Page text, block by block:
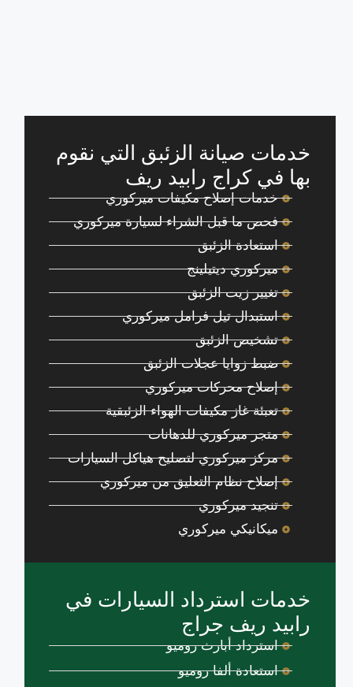
خدمات صيانة الزئبق التي نقوم
بها في كراج رابيد ريف
خدمات إصلاح مكيفات ميركوري
فحص ما قبل الشراء لسيارة ميركوري
استعادة الزئبق
ميركوري ديتيلينج
تغيير زيت الزئبق
استبدال تيل فرامل ميركوري
تشخيص الزئبق
ضبط زوايا عجلات الزئبق
إصلاح محركات ميركوري
تعبئة غاز مكيفات الهواء الزئبقية
متجر ميركوري للدهانات
مركز ميركوري لتصليح هياكل السيارات
إصلاح نظام التعليق من ميركوري
تنجيد ميركوري
ميكانيكي ميركوري
خدمات استرداد السيارات في
رابيد ريف جراج
استرداد أبارث روميو
استعادة ألفا روميو